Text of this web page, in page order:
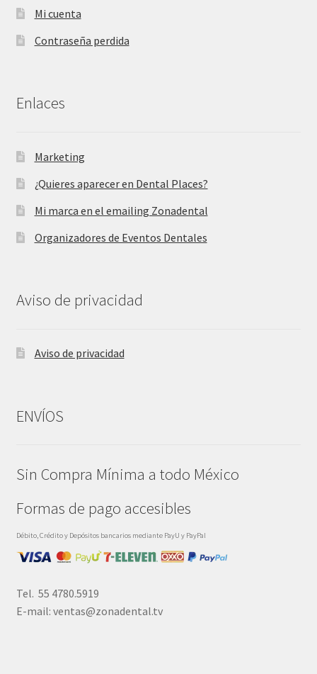
Mi cuenta
Contraseña perdida
Enlaces
Marketing
¿Quieres aparecer en Dental Places?
Mi marca en el emailing Zonadental
Organizadores de Eventos Dentales
Aviso de privacidad
Aviso de privacidad
ENVÍOS
Sin Compra Mínima a todo México
Formas de pago accesibles
Débito, Crédito y Depósitos bancarios mediante PayU y PayPal
Tel. 55 4780.5919
E-mail: ventas@zonadental.tv